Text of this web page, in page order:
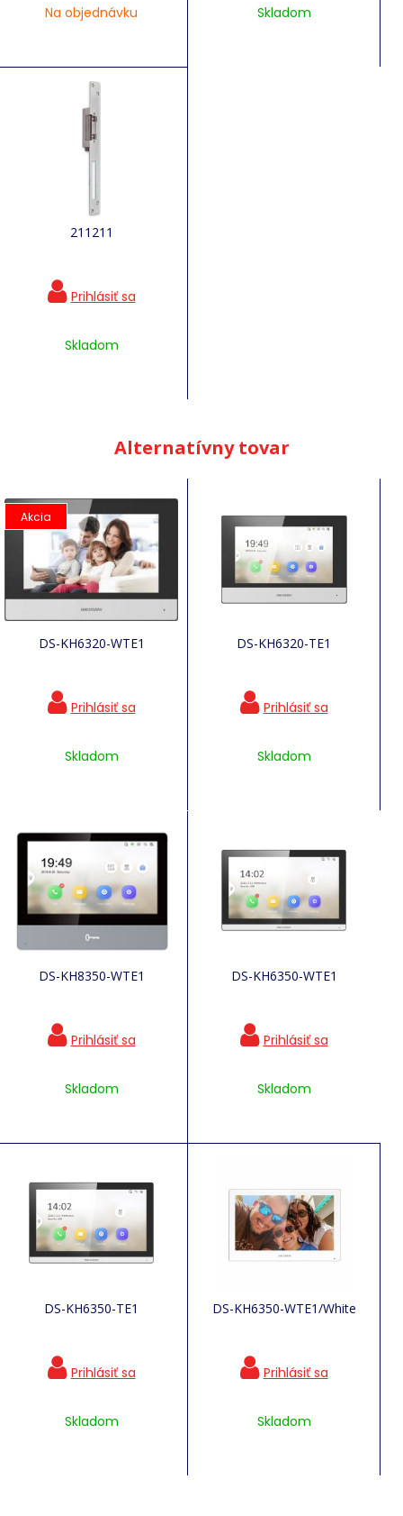
Na objednávku Skladom
211211
Skladom
Alternatívny tovar
DS-KH6320-WTE1
Akcia
Skladom
DS-KH6320-TE1
Skladom
DS-KH8350-WTE1
Skladom
DS-KH6350-WTE1
Skladom
DS-KH6350-TE1
Skladom
DS-KH6350-WTE1/White
Skladom